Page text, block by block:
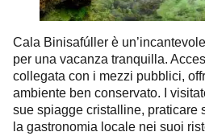
Cala Binisafúller è
per una vacanza tranquilla.
collegata con i mezzi pubblici,
ambiente ben conservato. I
sue spiagge cristalline, praticare
la gastronomia locale nei suoi